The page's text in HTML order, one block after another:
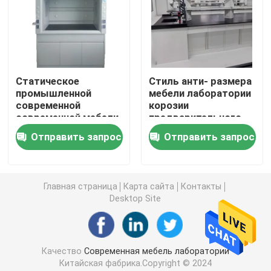
Суды лабораторной работы
Шкаф хранения лаборатории
Шкаф хранения безопасности
биологический шкаф безопасности
Шкафы хранения лаборатории
Коробка пропуска лаборатории
Стул табуретки лаборатории
Статическое
промышленной
современной
современной мебели
науки регулируемое
анти-Отправить запрос
Стиль анти- размера
мебели лаборатории
корозии
предварительного
ориентированного на
заказчика
промышленный
Отправить запрос
Главная страница Карта сайта
Контакты
Desktop Site
Качество Современная мебель лаборатории
Китайская фабрика.Copyright © 2024